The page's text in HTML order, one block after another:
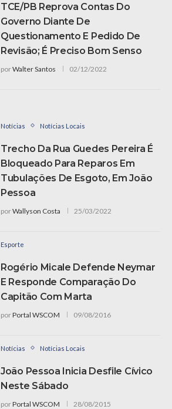
TCE/PB Reprova Contas Do
Governo Diante De
Questionamento E Pedido De
Revisão; É Preciso Bom Senso
porWalter Santos 02/12/2022
Notícias Notícias Locais
Trecho Da Rua Guedes Pereira É
Bloqueado Para Reparos Em
Tubulações De Esgoto, Em João
Pessoa
porWallyson Costa 25/03/2022
Esporte
Rogério Micale Defende Neymar
E Responde Comparação Do
Capitão Com Marta
porPortal WSCOM 09/08/2016
Notícias Notícias Locais
João Pessoa Inicia Desfile Cívico
Neste Sábado
porPortal WSCOM 28/08/2015